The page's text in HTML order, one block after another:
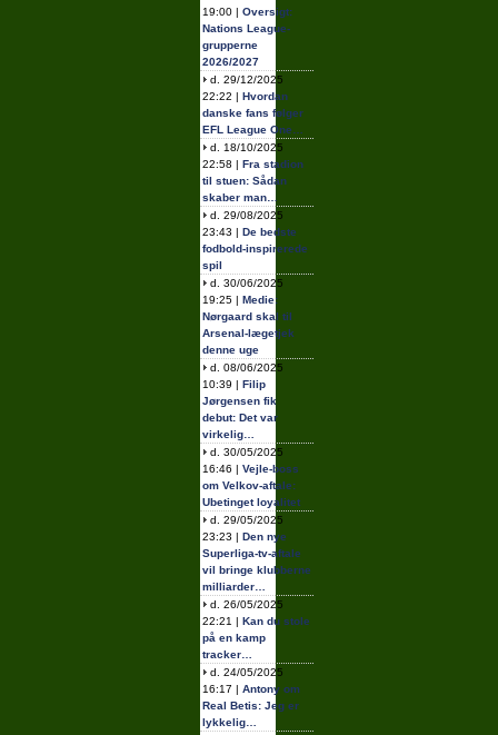
19:00 | Oversigt:
Nations League-
grupperne
2026/2027
d. 29/12/2025
22:22 | Hvordan
danske fans følger
EFL League One…
d. 18/10/2025
22:58 | Fra stadion
til stuen: Sådan
skaber man…
d. 29/08/2025
23:43 | De bedste
fodbold-inspirerede
spil
d. 30/06/2025
19:25 | Medie:
Nørgaard skal til
Arsenal-lægetjek
denne uge
d. 08/06/2025
10:39 | Filip
Jørgensen fik
debut: Det var
virkelig…
d. 30/05/2025
16:46 | Vejle-boss
om Velkov-aftale:
Ubetinget loyalitet
d. 29/05/2025
23:23 | Den nye
Superliga-tv-aftale
vil bringe klubberne
milliarder…
d. 26/05/2025
22:21 | Kan du stole
på en kamp
tracker…
d. 24/05/2025
16:17 | Antony om
Real Betis: Jeg er
lykkelig…